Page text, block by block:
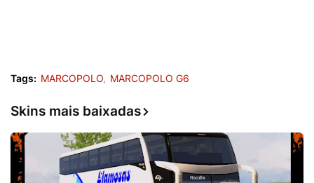
Tags: MARCOPOLO MARCOPOLO G6
Skins mais baixadas